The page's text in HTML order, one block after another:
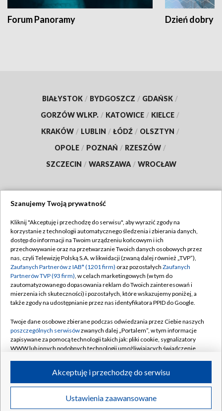
Forum Panoramy Dzień dobry
BIAŁYSTOK / BYDGOSZCZ / GDAŃSK /
GORZÓW WLKP. / KATOWICE / KIELCE /
KRAKÓW / LUBLIN / ŁÓDŹ / OLSZTYN /
OPOLE / POZNAŃ / RZESZÓW /
SZCZECIN / WARSZAWA / WROCŁAW
TVP
Abonament TVP
Emisja w TVP
Centrum informacji TVP
Naziemna Telewizja Cyfrowa
Rada Programowa
System NOS
Informacje o nadawcy
Program dla prasy
Ogłoszenie przetargowe
Regulamin TVP
Polityka prywatności
Moje zgody
Pomoc
Kontakt
Kanały
©2026 Telewizja Polska S.A. w likwidacji
Szanujemy Twoją prywatność
Kliknij "Akceptuję i przechodzę do serwisu", aby wyrazić zgody na
korzystanie z technologii automatycznego śledzenia i zbierania danych,
dostęp do informacji na Twoim urządzeniu końcowym i ich
przechowywanie oraz na przetwarzanie Twoich danych osobowych przez
nas, czyli Telewizję Polską S.A. w likwidacji (zwaną dalej również „TVP”),
Zaufanych Partnerów z IAB* (1201 firm) oraz pozostałych Zaufanych
Partnerów TVP (93 firm), w celach marketingowych (w tym do
zautomatyzowanego dopasowania reklam do Twoich zainteresowań i
mierzenia ich skuteczności) i pozostałych, które wskazujemy poniżej, a
także zgody na udostępnianie przez nas identyfikatora PPID do Google.
Twoje dane osobowe zbierane podczas odwiedzania przez Ciebie naszych
poszczególnych serwisówzwanych dalej „Portalem”, w tym informacje
zapisywane za pomocą technologii takich jak: pliki cookie, sygnalizatory
WWW lub innych podobnych technologii umożliwiających świadczenie
ruchu w Internecie.
Twoje dane osobowe zbierane podczas odwiedzania przez Ciebie
poszczególnych serwisówna Portalu, takie jak adresy IP, identyfikatory
Ustawienia zaawansowane
Akceptuję i przechodzę do serwisu